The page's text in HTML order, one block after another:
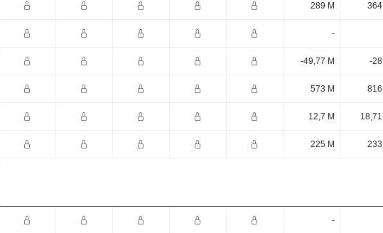
289 M 364
-
-49,77 M -28
573 M 816
12,7 M 18,71
225 M 233
-